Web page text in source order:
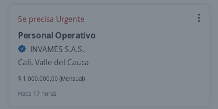
Se precisa Urgente
Personal Operativo
INVAMES S.A.S.
Cali, Valle del Cauca
$ 1.000.000,00 (Mensual)
Hace 17 horas